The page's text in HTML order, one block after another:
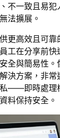
不一致且易
法擴展。
更高效且可
工在分享前
全與簡易性
決方案，非
——即時處理
料保持安全。